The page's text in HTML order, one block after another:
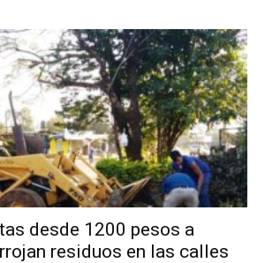
desde 1200 pesos a
residuos en las calles